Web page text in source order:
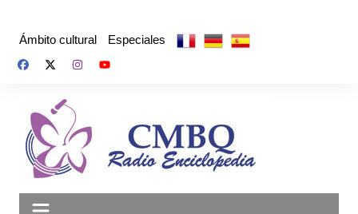
Ámbito cultural Especiales